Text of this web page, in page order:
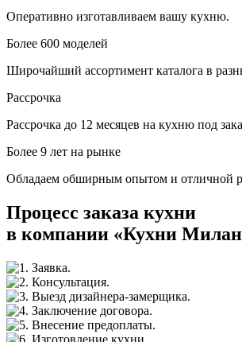
Оперативно изготавливаем вашу кухню.
Более 600 моделей
Широчайший ассортимент каталога в
Рассрочка
Рассрочка до 12 месяцев на кухню под
Более 9 лет на рынке
Обладаем обширным опытом и отличной
Процесс заказа кухни
в компании «Кухни